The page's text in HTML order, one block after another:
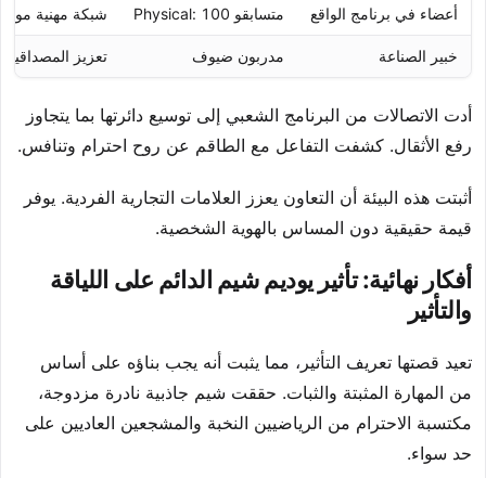
أعضاء في برنامج الواقع متسابقو Physical: 100 شبكة مهنية
خبير الصناعة مدربون ضيوف تعزيز المصداقية
أدت الاتصالات من البرنامج الشعبي إلى توسيع دائرتها بما يتجاوز
رفع الأثقال. كشفت التفاعل مع الطاقم عن روح احترام وتنافس.
أثبتت هذه البيئة أن التعاون يعزز العلامات التجارية الفردية. يوفر
قيمة حقيقية دون المساس بالهوية الشخصية.
أفكار نهائية: تأثير يوديم شيم الدائم على اللياقة
والتأثير
تعيد قصتها تعريف التأثير، مما يثبت أنه يجب بناؤه على أساس
من المهارة المثبتة والثبات. حققت شيم جاذبية نادرة مزدوجة،
مكتسبة الاحترام من الرياضيين النخبة والمشجعين العاديين على
حد سواء.